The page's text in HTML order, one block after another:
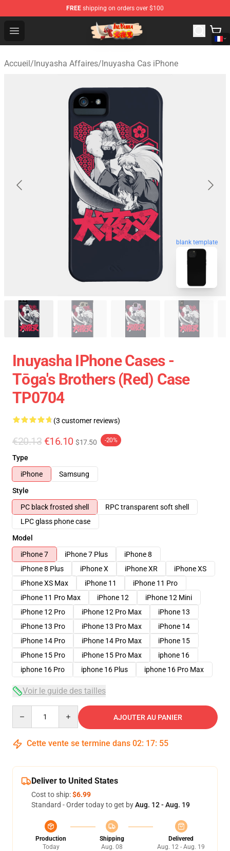
FREE shipping on orders over $100
Open menu
Inuyasha Store - Official Inuyasha Merchandise Shop
Accueil/Inuyasha Affaires/Inuyasha Cas iPhone
blank template
Inuyasha IPhone Cases -
Tōga's Brothers (red) Case
TP0704
(3 customer reviews)
€20.13 €16.10 $17.50 -20%
Type
iPhone
Samsung
Style
PC black frosted shell
RPC transparent soft shell
LPC glass phone case
Model
iPhone 7
iPhone 7 Plus
iPhone 8
iPhone 8 Plus
iPhone X iPhone XR
iPhone XS
iPhone XS Max
iPhone 11
iPhone 11 Pro
iPhone 11 Pro Max
iPhone 12
iPhone 12 Mini
iPhone 12 Pro
iPhone 12 Pro Max
iPhone 13
iPhone 13 Pro
iPhone 13 Pro Max
iPhone 14
iPhone 14 Pro
iPhone 14 Pro Max
iPhone 15
iPhone 15 Pro
iPhone 15 Pro Max
iphone 16
iphone 16 Pro
iphone 16 Plus iphone 16 Pro Max
Voir le guide des tailles
AJOUTER AU PANIER
Cette vente se termine dans 02: 17: 54
Deliver to United States
Cost to ship:$6.99
Standard - Order today to get byAug. 12 - Aug. 19
Production
Today
Shipping
Aug. 08
Delivered
Aug. 12 - Aug. 19